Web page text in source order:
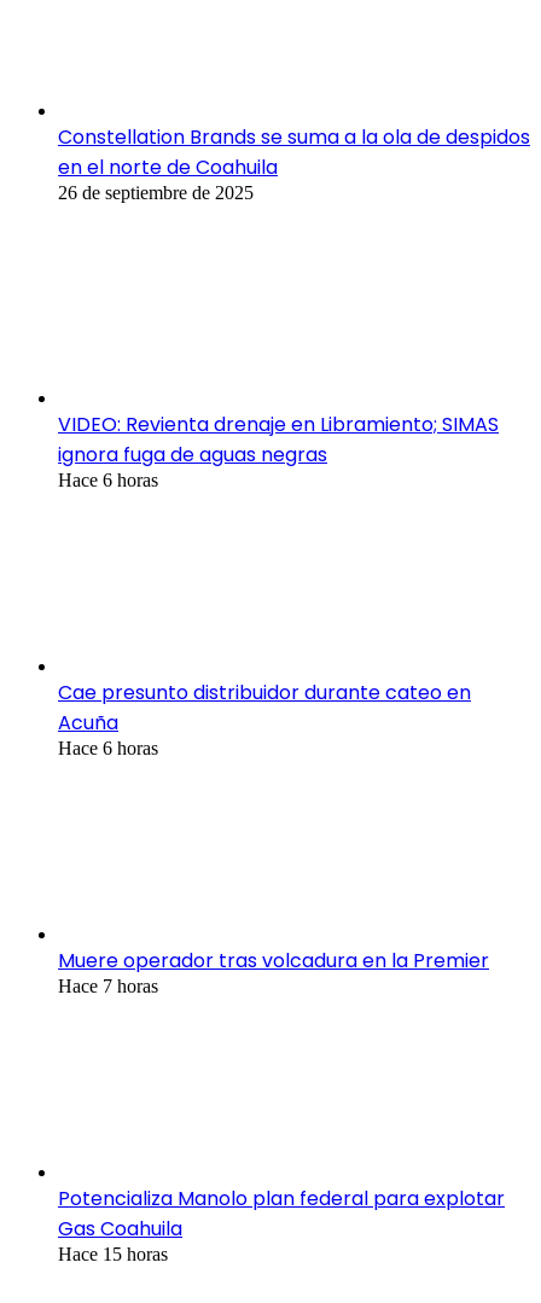
Constellation Brands se suma a la ola de despidos
en el norte de Coahuila
26 de septiembre de 2025
VIDEO: Revienta drenaje en Libramiento; SIMAS
ignora fuga de aguas negras
Hace 6 horas
Cae presunto distribuidor durante cateo en
Acuña
Hace 6 horas
Muere operador tras volcadura en la Premier
Hace 7 horas
Potencializa Manolo plan federal para explotar
Gas Coahuila
Hace 15 horas